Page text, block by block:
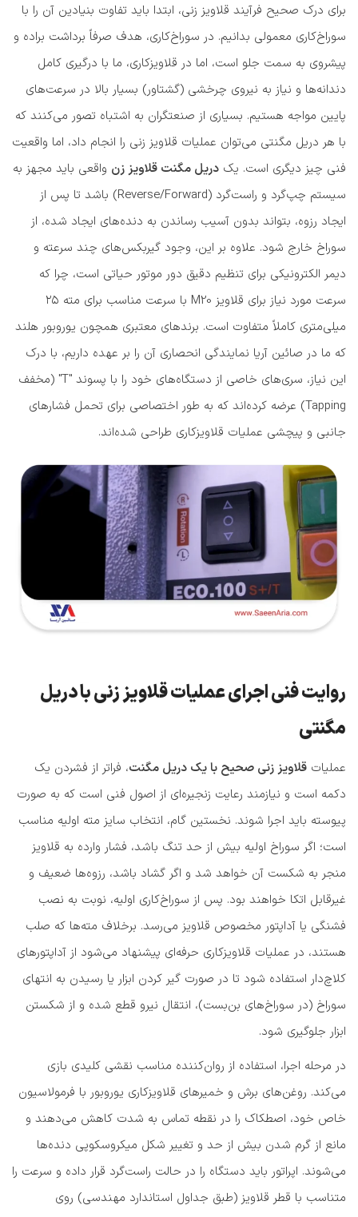
برای درک صحیح فرآیند قلاویز زنی، ابتدا باید تفاوت بنیادین آن را با
سوراخ‌کاری معمولی بدانیم. در سوراخ‌کاری، هدف صرفاً برداشت براده و
پیشروی به سمت جلو است، اما در قلاویزکاری، ما با درگیری کامل
دندانه‌ها و نیاز به نیروی چرخشی (گشتاور) بسیار بالا در سرعت‌های
پایین مواجه هستیم. بسیاری از صنعتگران به اشتباه تصور می‌کنند که
با هر دریل مگنتی می‌توان عملیات قلاویز زنی را انجام داد، اما واقعیت
فنی چیز دیگری است. یک دریل مگنت قلاویز زن واقعی باید مجهز به
سیستم چپ‌گرد و راست‌گرد (Reverse/Forward) باشد تا پس از
ایجاد رزوه، بتواند بدون آسیب رساندن به دنده‌های ایجاد شده، از
سوراخ خارج شود. علاوه بر این، وجود گیربکس‌های چند سرعته و
دیمر الکترونیکی برای تنظیم دقیق دور موتور حیاتی است، چرا که
سرعت مورد نیاز برای قلاویز M20 با سرعت مناسب برای مته ۲۵
میلی‌متری کاملاً متفاوت است. برندهای معتبری همچون یوروبور هلند
که ما در صائین آریا نمایندگی انحصاری آن را بر عهده داریم، با درک
این نیاز، سری‌های خاصی از دستگاه‌های خود را با پسوند "T" (مخفف
Tapping) عرضه کرده‌اند که به طور اختصاصی برای تحمل فشارهای
جانبی و پیچشی عملیات قلاویزکاری طراحی شده‌اند.
روایت فنی اجرای عملیات قلاویز زنی با دریل
مگنتی
عملیات قلاویز زنی صحیح با یک دریل مگنت، فراتر از فشردن یک
دکمه است و نیازمند رعایت زنجیره‌ای از اصول فنی است که به صورت
پیوسته باید اجرا شوند. نخستین گام، انتخاب سایز مته اولیه مناسب
است؛ اگر سوراخ اولیه بیش از حد تنگ باشد، فشار وارده به قلاویز
منجر به شکست آن خواهد شد و اگر گشاد باشد، رزوه‌ها ضعیف و
غیرقابل اتکا خواهند بود. پس از سوراخ‌کاری اولیه، نوبت به نصب
فشنگی یا آداپتور مخصوص قلاویز می‌رسد. برخلاف مته‌ها که صلب
هستند، در عملیات قلاویزکاری حرفه‌ای پیشنهاد می‌شود از آداپتورهای
کلاچ‌دار استفاده شود تا در صورت گیر کردن ابزار یا رسیدن به انتهای
سوراخ (در سوراخ‌های بن‌بست)، انتقال نیرو قطع شده و از شکستن
ابزار جلوگیری شود.
در مرحله اجرا، استفاده از روان‌کننده مناسب نقشی کلیدی بازی
می‌کند. روغن‌های برش و خمیرهای قلاویزکاری یوروبور با فرمولاسیون
خاص خود، اصطکاک را در نقطه تماس به شدت کاهش می‌دهند و
مانع از گرم شدن بیش از حد و تغییر شکل میکروسکوپی دنده‌ها
می‌شوند. اپراتور باید دستگاه را در حالت راست‌گرد قرار داده و سرعت را
متناسب با قطر قلاویز (طبق جداول استاندارد مهندسی) روی